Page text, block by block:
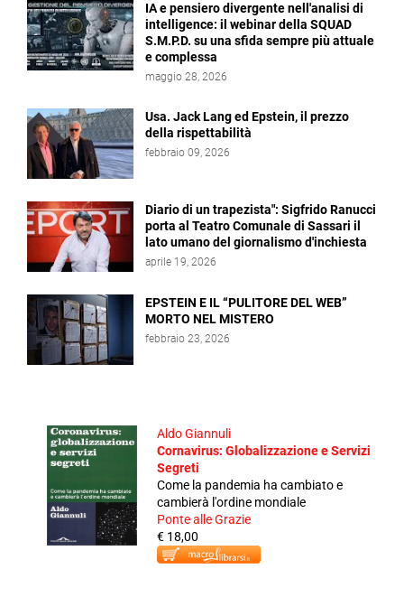
IA e pensiero divergente nell'analisi di
intelligence: il webinar della SQUAD
S.M.P.D. su una sfida sempre più attuale
e complessa
maggio 28, 2026
Usa. Jack Lang ed Epstein, il prezzo
della rispettabilità
febbraio 09, 2026
Diario di un trapezista": Sigfrido Ranucci
porta al Teatro Comunale di Sassari il
lato umano del giornalismo d'inchiesta
aprile 19, 2026
EPSTEIN E IL “PULITORE DEL WEB”
MORTO NEL MISTERO
febbraio 23, 2026
Aldo Giannuli
Cornavirus: Globalizzazione e Servizi
Segreti
Come la pandemia ha cambiato e
cambierà l'ordine mondiale
Ponte alle Grazie
€ 18,00